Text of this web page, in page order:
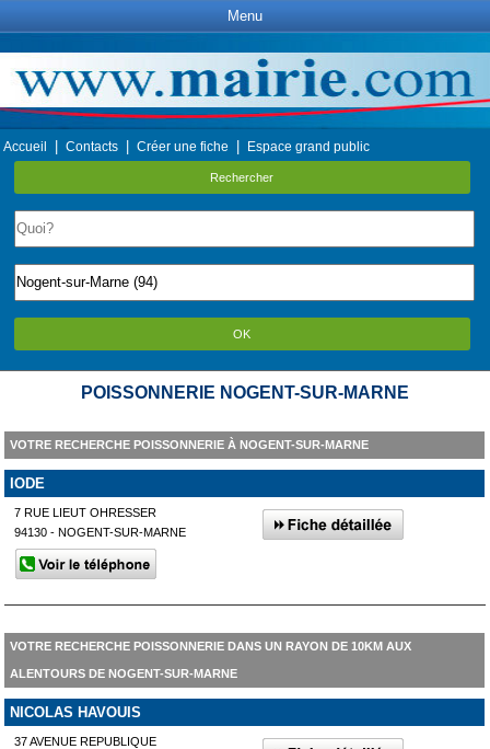
Menu
Accueil Contacts Créer une fiche Espace grand public
Rechercher
OK
POISSONNERIE NOGENT-SUR-MARNE
VOTRE RECHERCHE POISSONNERIE À NOGENT-SUR-MARNE
IODE
7 RUE LIEUT OHRESSER
94130 - NOGENT-SUR-MARNE
VOTRE RECHERCHE POISSONNERIE DANS UN RAYON DE 10KM AUX
ALENTOURS DE NOGENT-SUR-MARNE
NICOLAS HAVOUIS
37 AVENUE REPUBLIQUE